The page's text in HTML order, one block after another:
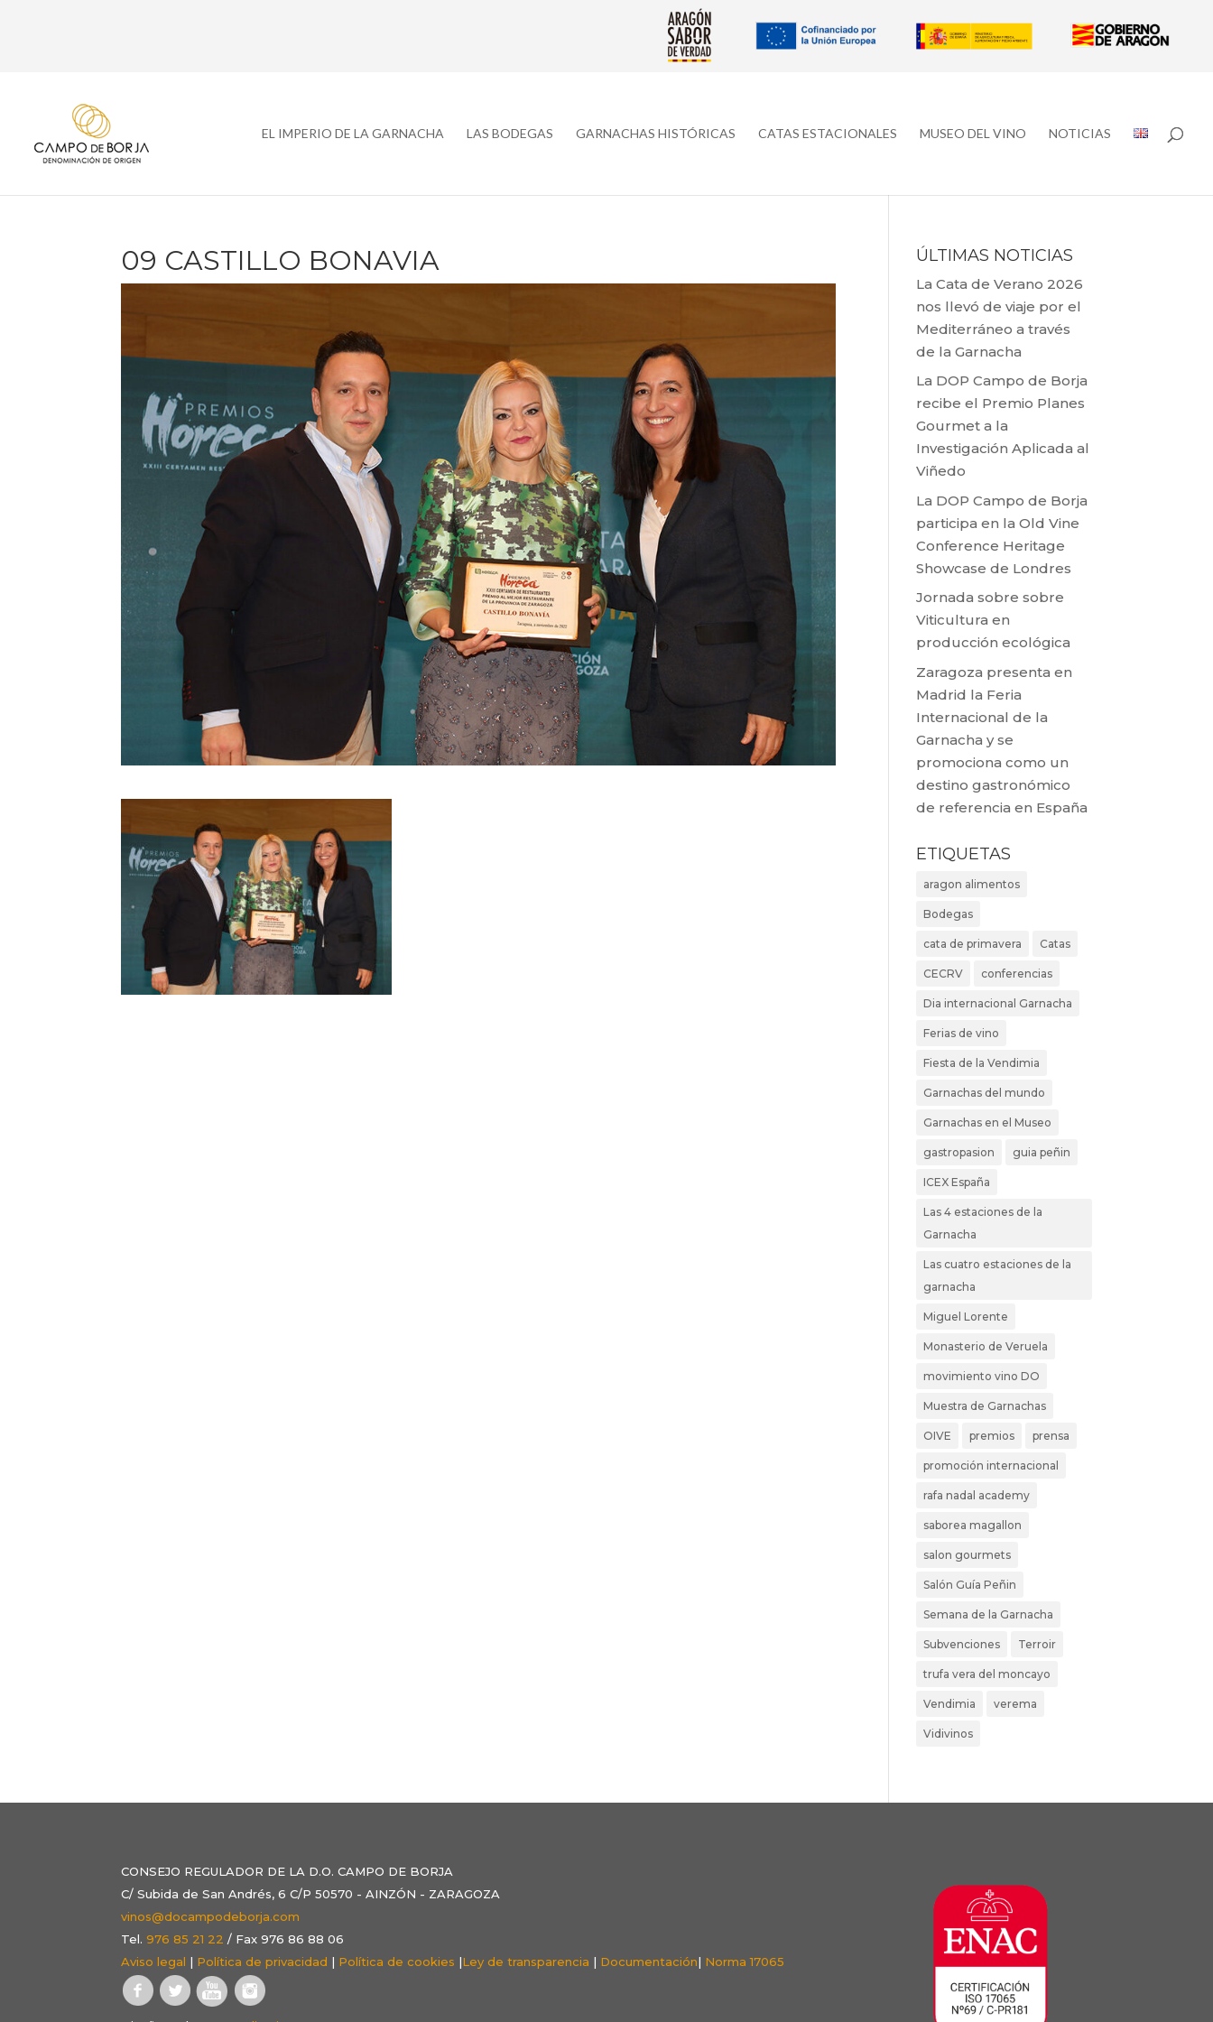
EL IMPERIO DE LA GARNACHA LAS BODEGAS GARNACHAS HISTÓRICAS CATAS ESTACIONALES MUSEO DEL VINO NOTICIAS
09 CASTILLO BONAVIA ÚLTIMAS NOTICIAS
La Cata de Verano 2026
nos llevó de viaje por el
Mediterráneo a través
de la Garnacha
La DOP Campo de Borja
recibe el Premio Planes
Gourmet a la
Investigación Aplicada al
Viñedo
La DOP Campo de Borja
participa en la Old Vine
Conference Heritage
Showcase de Londres
Jornada sobre sobre
Viticultura en
producción ecológica
Zaragoza presenta en
Madrid la Feria
Internacional de la
Garnacha y se
promociona como un
destino gastronómico
de referencia en España
ETIQUETAS
aragon alimentos
Bodegas
cata de primavera Catas
CECRV conferencias
Dia internacional Garnacha
Ferias de vino
Fiesta de la Vendimia
Garnachas del mundo
Garnachas en el Museo
gastropasion guia peñin
ICEX España
Las 4 estaciones de la
Garnacha
Las cuatro estaciones de la
garnacha
Miguel Lorente
Monasterio de Veruela
movimiento vino DO
Muestra de Garnachas
OIVE premios prensa
promoción internacional
rafa nadal academy
saborea magallon
salon gourmets
Salón Guía Peñin
Semana de la Garnacha
Subvenciones Terroir
trufa vera del moncayo
Vendimia verema
Vidivinos
CONSEJO REGULADOR DE LA D.O. CAMPO DE BORJA
C/ Subida de San Andrés, 6 C/P 50570 - AINZÓN - ZARAGOZA
vinos@docampodeborja.com
Tel.976 85 21 22 / Fax 976 86 88 06
Aviso legal | Política de privacidad | Política de cookies |Ley de transparencia | Documentación| Norma 17065